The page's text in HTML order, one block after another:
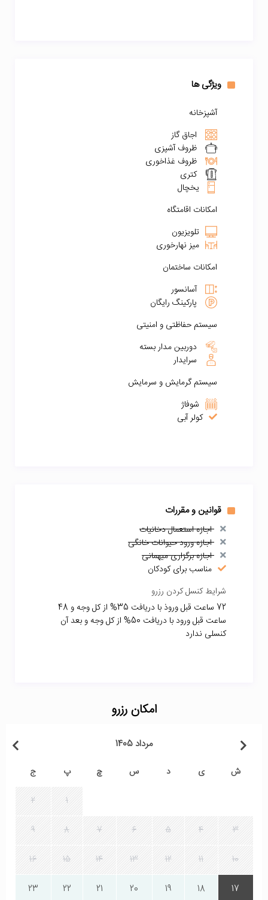
ویژگی ها
آشپزخانه
اجاق گاز
ظروف آشپزی
ظروف غذاخوری
کتری
یخچال
امکانات اقامتگاه
تلویزیون
میز نهارخوری
امکانات ساختمان
آسانسور
پارکینگ رایگان
سیستم حفاظتی و امنیتی
دوربین مدار بسته
سرایدار
سیستم گرمایش و سرمایش
شوفاژ
کولر آبی
قوانین و مقررات
اجازه استعمال دخانیات
اجازه ورود حیوانات خانگی
اجازه برگزاری میهمانی
مناسب برای کودکان
شرایط کنسل کردن رزرو
72 ساعت قبل وروذ با دریافت 35% از کل وجه و 48
ساعت قبل ورود با دریافت 50% از کل وجه و بعد آن
کنسلی ندارد
امکان رزرو
مرداد 1405
ش ی د س چ پ ج
1
2
3
4
5
6
7
8
9
10
11
12
13
14
15
16
17
18
19
20
21
22
23